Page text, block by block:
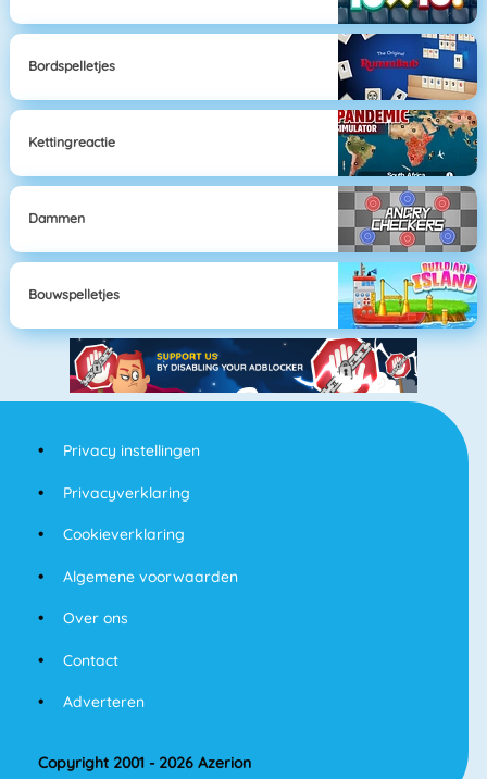
Bordspelletjes
Kettingreactie
Dammen
Bouwspelletjes
Privacy instellingen
Privacyverklaring
Cookieverklaring
Algemene voorwaarden
Over ons
Contact
Adverteren
Copyright 2001 - 2026 Azerion